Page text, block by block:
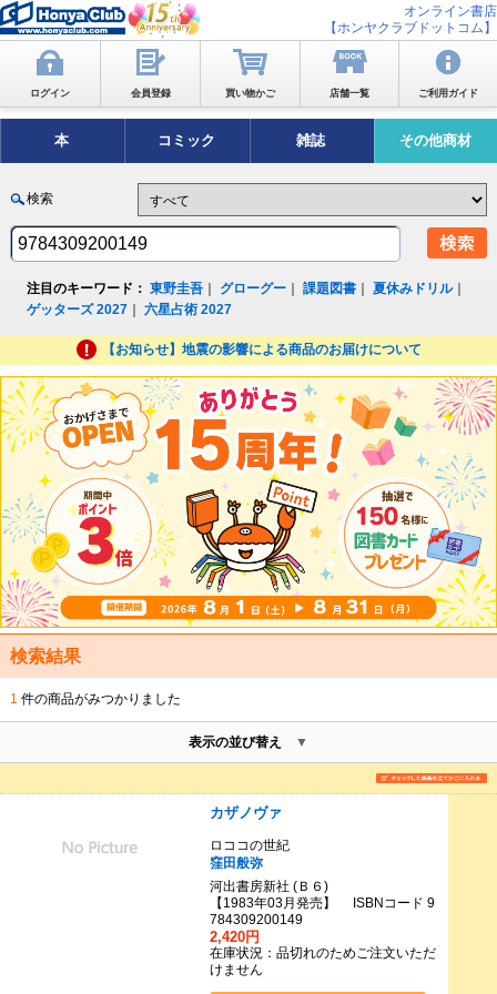
オンライン書店
【ホンヤクラブドットコム】
ログイン 会員登録 買い物かご 店舗一覧 ご利用ガイド
本 コミック 雑誌 その他商材
検索
注目のキーワード： 東野圭吾 グローグー ｜課題図書 ｜夏休みドリル｜
ゲッターズ 2027 ｜六星占術 2027
【お知らせ】地震の影響による商品のお届けについて
検索結果
1 件の商品がみつかりました
表示の並び替え
カザノヴァ
ロココの世紀
窪田般弥
河出書房新社 (Ｂ６)
【1983年03月発売】 ISBNコード 9
784309200149
2,420円
在庫状況：品切れのためご注文いただ
けません